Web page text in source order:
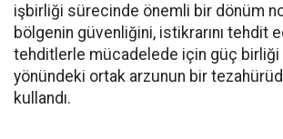
işbirliği sürecinde önemli bir dönüm
bölgenin güvenliğini, istikrarını tehdit
tehditlerle mücadelede için güç birliği
yönündeki ortak arzunun bir
kullandı.